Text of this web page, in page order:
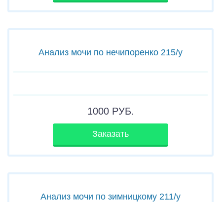
Анализ мочи по нечипоренко 215/у
1000РУБ.
Заказать
Анализ мочи по зимницкому 211/у